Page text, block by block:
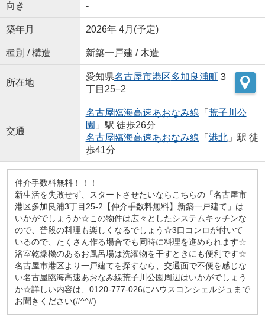
向き -
築年月 2026年 4月(予定)
種別 / 構造 新築一戸建 / 木造
所在地
愛知県名古屋市港区多加良浦町３
丁目25−2
交通
名古屋臨海高速あおなみ線 「 荒子川公
園 」駅 徒歩26分
名古屋臨海高速あおなみ線 「 港北」駅 徒
歩41分
仲介手数料無料！！！
新生活を失敗せず、スタートさせたいならこちらの「名古屋市
港区多加良浦3丁目25-2【仲介手数料無料】新築一戸建て」は
いかがでしょうか☆この物件は広々としたシステムキッチンな
ので、普段の料理も楽しくなるでしょう☆3口コンロが付いて
いるので、たくさん作る場合でも同時に料理を進められます☆
浴室乾燥機のあるお風呂場は洗濯物を干すときにも便利です☆
名古屋市港区より一戸建てを探すなら、交通面で不便を感じな
い名古屋臨海高速あおなみ線荒子川公園周辺はいかがでしょう
か☆詳しい内容は、0120-777-026にハウスコンシェルジュまで
お聞きください(#^^#)